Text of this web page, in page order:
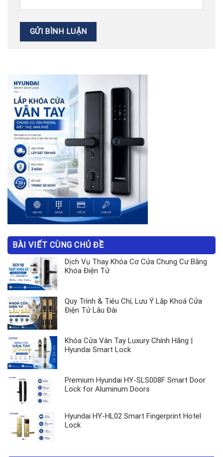
BÀI VIẾT CÙNG CHỦ ĐỀ
Dịch Vụ Thay Khóa Cơ Cửa Chung Cư Bằng
Khóa Điện Tử
Quy Trình & Tiêu Chí, Lưu Ý Lắp Khoá Cửa
Điện Tử Lâu Đài
Khóa Cửa Vân Tay Luxury Chính Hãng |
Hyundai Smart Lock
Premium Hyundai HY-SLS008F Smart Door
Lock for Aluminum Doors
Hyundai HY-HL02 Smart Fingerprint Hotel
Lock